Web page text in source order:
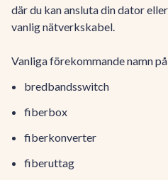
där du kan ansluta din dator
vanlig nätverkskabel.
Vanliga förekommande namn på
bredbandsswitch
fiberbox
fiberkonverter
fiberuttag